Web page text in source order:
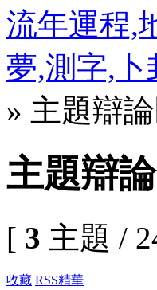
流年運程,
夢,測字,
» 主題辯
主題辯
[ 3 主題 /
收藏 RSS精華